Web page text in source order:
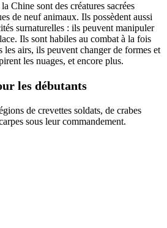
Chine sont des créatures sacrées
de neuf animaux. Ils possèdent aussi
surnaturelles : ils peuvent manipuler
Ils sont habiles au combat à la fois
les airs, ils peuvent changer de formes et
les nuages, et encore plus.
les débutants
de crevettes soldats, de crabes
sous leur commandement.